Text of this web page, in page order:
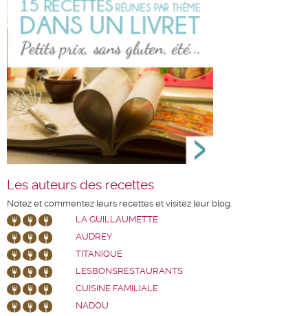
Les auteurs des recettes
Notez et commentez leurs recettes et visitez leur blog.
LA GUILLAUMETTE
AUDREY
TITANIQUE
LESBONSRESTAURANTS
CUISINE FAMILIALE
NADOU